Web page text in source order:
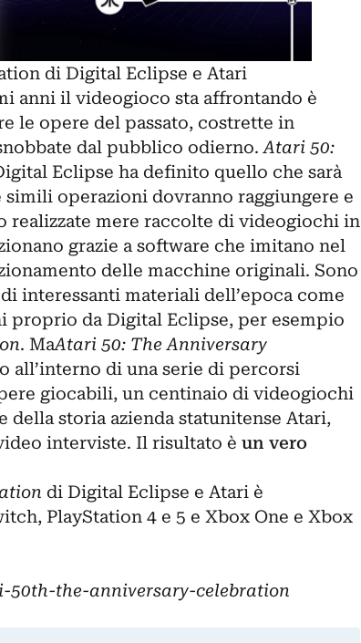
di Digital Eclipse e Atari
anni il videogioco sta affrontando è
le opere del passato, costrette in
dal pubblico odierno.Atari 50:
Eclipse ha definito quello che sarà
simili operazioni dovranno raggiungere e
realizzate mere raccolte di videogiochi in
grazie a software che imitano nel
delle macchine originali. Sono
interessanti materiali dell’epoca come
proprio da Digital Eclipse, per esempio
. MaAtari 50: The Anniversary
all’interno di una serie di percorsi
giocabili, un centinaio di videogiochi
storia azienda statunitense Atari,
interviste. Il risultato è un vero
di Digital Eclipse e Atari è
PlayStation 4 e 5 e Xbox One e Xbox
the-anniversary-celebration